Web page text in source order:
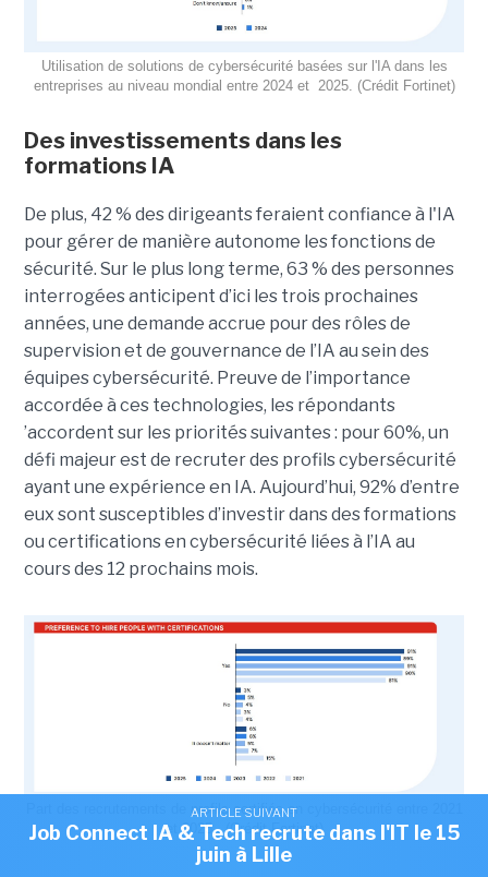
Utilisation de solutions de cybersécurité basées sur l'IA dans les
entreprises au niveau mondial entre 2024 et 2025. (Crédit Fortinet)
Des investissements dans les
formations IA
De plus, 42 % des dirigeants feraient confiance à l'IA
pour gérer de manière autonome les fonctions de
sécurité. Sur le plus long terme, 63 % des personnes
interrogées anticipent d’ici les trois prochaines
années, une demande accrue pour des rôles de
supervision et de gouvernance de l’IA au sein des
équipes cybersécurité. Preuve de l’importance
accordée à ces technologies, les répondants
’accordent sur les priorités suivantes : pour 60%, un
défi majeur est de recruter des profils cybersécurité
ayant une expérience en IA. Aujourd’hui, 92% d’entre
eux sont susceptibles d’investir dans des formations
ou certifications en cybersécurité liées à l’IA au
cours des 12 prochains mois.
Part des recrutements de profils certifiés en cybersécurité entre 2021
et 2025 . (Crédit Fortinet)
ARTICLE SUIVANT
Job Connect IA & Tech recrute dans l'IT le 15
juin à Lille